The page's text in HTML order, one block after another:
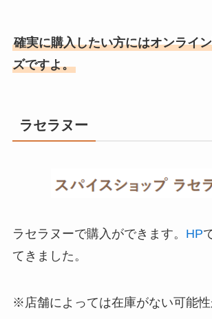
確実に購入したい方にはオンライ
ズですよ。
ラセラヌー
ラセラヌーで購入ができます。 HP
てきました。
※店舗によっては在庫がない可能性